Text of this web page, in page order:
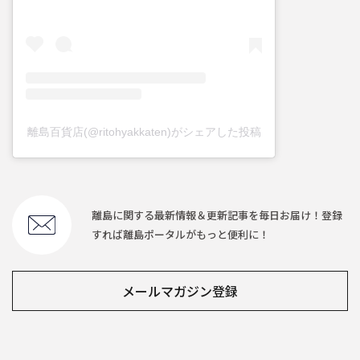
離島百貨店(@ritohyakkaten)がシェアした投稿
離島に関する最新情報＆更新記事を毎日お届け！登録
すれば離島ポータルがもっと便利に！
メールマガジン登録